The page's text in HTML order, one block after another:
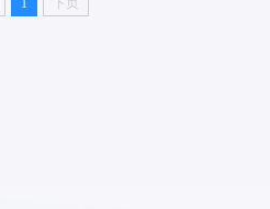
1 下页